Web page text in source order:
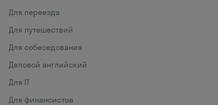
Для переезда
Для путешествий
Для собеседования
Деловой английский
Для IT
Для финансистов